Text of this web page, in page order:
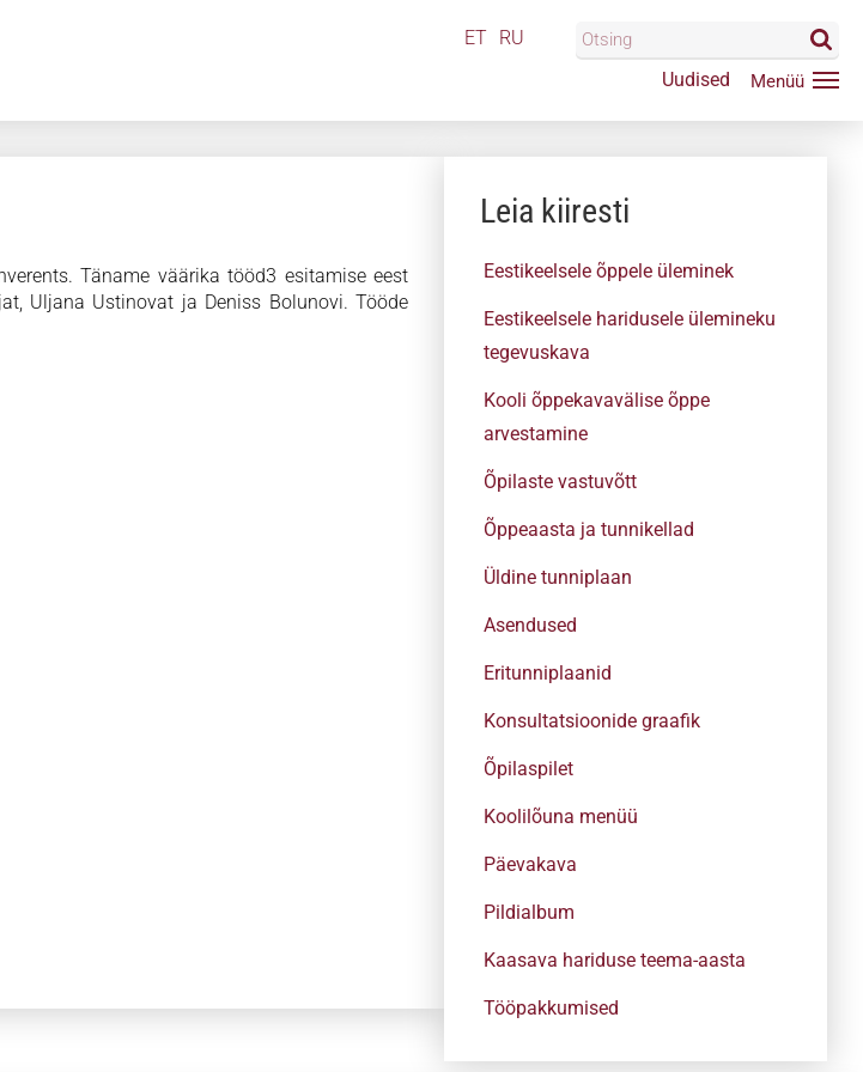
ET RU
Uudised
Täname väärika tööd3 esitamise eest
Uljana Ustinovat ja Deniss Bolunovi. Tööde
Leia kiiresti
Eestikeelsele õppele üleminek
Eestikeelsele haridusele ülemineku
tegevuskava
Kooli õppekavavälise õppe
arvestamine
Õpilaste vastuvõtt
Õppeaasta ja tunnikellad
Üldine tunniplaan
Asendused
Eritunniplaanid
Konsultatsioonide graafik
Õpilaspilet
Koolilõuna menüü
Päevakava
Pildialbum
Kaasava hariduse teema-aasta
Tööpakkumised